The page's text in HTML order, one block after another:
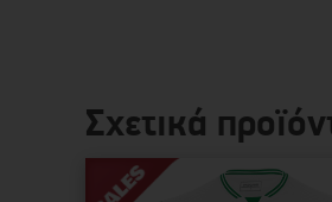
Σχετικά